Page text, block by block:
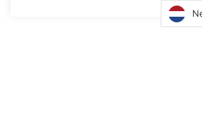
die kunnen we